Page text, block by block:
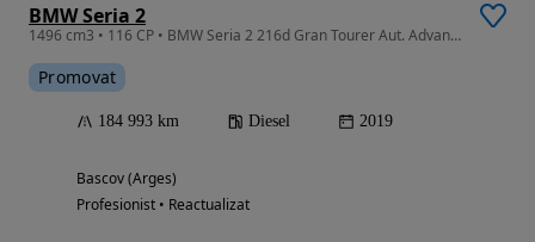
BMW Seria 2
1496 cm3 • 116 CP • BMW Seria 2 216d Gran Tourer Aut. Advantage
Promovat
184 993 km Diesel 2019
Bascov (Arges)
Profesionist • Reactualizat